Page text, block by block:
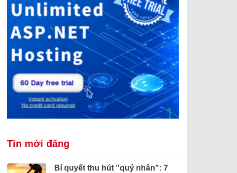
Tin mới đăng
Bí quyết thu hút "quý nhân": 7